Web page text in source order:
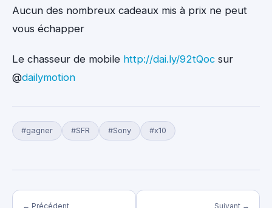
Aucun des nombreux cadeaux mis à prix ne peut
vous échapper
Le chasseur de mobile http://dai.ly/92tQoc sur
@dailymotion
#gagner #SFR #Sony #x10
← Précédent Suivant →